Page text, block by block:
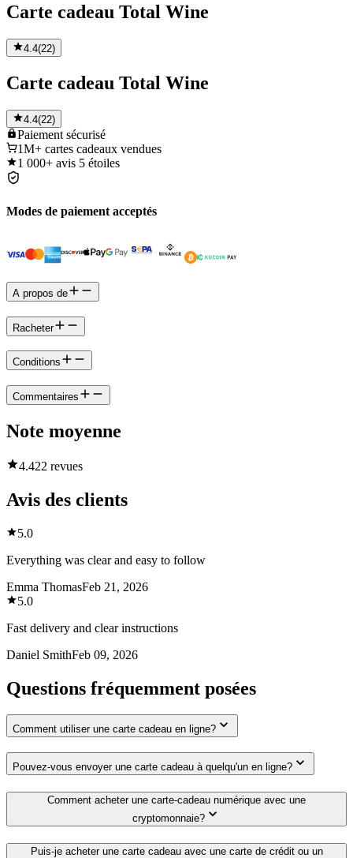
Carte cadeau Total Wine
4.4(22)
Carte cadeau Total Wine
4.4(22)
Paiement sécurisé
1M+ cartes cadeaux vendues
1 000+ avis 5 étoiles
Modes de paiement acceptés
A propos de
Racheter
Conditions
Commentaires
Note moyenne
4.422 revues
Avis des clients
5.0
Everything was clear and easy to follow
Emma ThomasFeb 21, 2026
5.0
Fast delivery and clear instructions
Daniel SmithFeb 09, 2026
Questions fréquemment posées
Comment utiliser une carte cadeau en ligne?
Pouvez-vous envoyer une carte cadeau à quelqu'un en ligne?
Comment acheter une carte-cadeau numérique avec une
cryptomonnaie?
Puis-je acheter une carte cadeau avec une carte de crédit ou un